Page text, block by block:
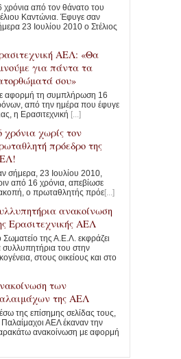
χρόνια από τον θάνατο του
Καντώνια. Έφυγε σαν
23 Ιουλίου 2010 ο Στέλιος
ΑΕΛ: «Θα
για πάντα τα
σου»
αφορμή τη συμπλήρωση 16
από την ημέρα που έφυγε
η Ερασιτεχνική [...]
χρόνια χωρίς τον
πρόεδρο της
σήμερα, 23 Ιουλίου 2010,
από 16 χρόνια, απεβίωσε
ο πρωταθλητής πρόε[...]
ανακοίνωση
Ερασιτεχνικής ΑΕΛ
Σωματείο της Α.Ε.Λ. εκφράζει
συλλυπητήρια του στην
στους οικείους και στο
των
της ΑΕΛ
της επίσημης σελίδας τους,
Παλαίμαχοι ΑΕΛ έκαναν την
ανακοίνωση με αφορμή